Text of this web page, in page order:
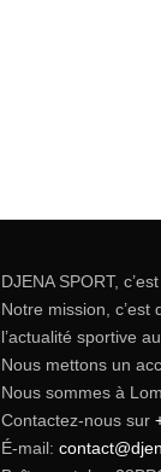
DJENA SPORT,
Notre mission,
l’actualité sportive
Nous mettons un
Nous sommes à
Contactez-nous sur
É-mail: